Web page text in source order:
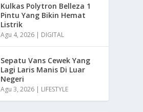
Kulkas Polytron Belleza 1
Pintu Yang Bikin Hemat
Listrik
Agu 4, 2026 | DIGITAL
Sepatu Vans Cewek Yang
Lagi Laris Manis Di Luar
Negeri
Agu 3, 2026 | LIFESTYLE